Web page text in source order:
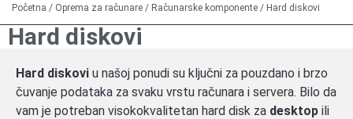
Početna / Oprema za računare / Računarske komponente / Hard diskovi
Hard diskovi
Hard diskovi u našoj ponudi su ključni za pouzdano i brzo
čuvanje podataka za svaku vrstu računara i servera. Bilo da
vam je potreban visokokvalitetan hard disk za desktop ili